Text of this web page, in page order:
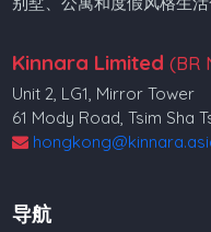
Kinnara Limited (BR
Unit 2, LG1, Mirror Tower
61 Mody Road, Tsim Sha
导航